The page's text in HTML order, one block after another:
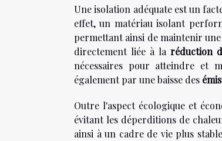
Une isolation adéquate est un
effet, un matériau isolant
permettant ainsi de maintenir
directement liée à la réduction
nécessaires pour atteindre et
également par une baisse des
Outre l'aspect écologique et
évitant les déperditions de
ainsi à un cadre de vie plus